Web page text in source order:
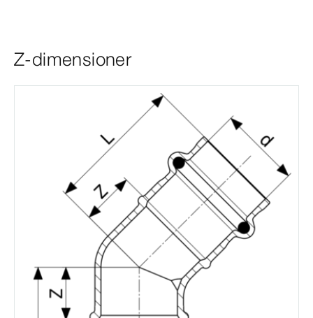
Z-dimensioner